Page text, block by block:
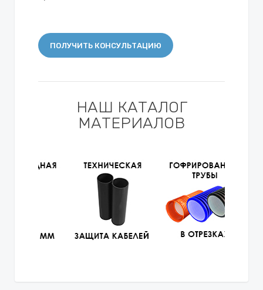
ПОЛУЧИТЬ КОНСУЛЬТАЦИЮ
НАШ КАТАЛОГ
МАТЕРИАЛОВ